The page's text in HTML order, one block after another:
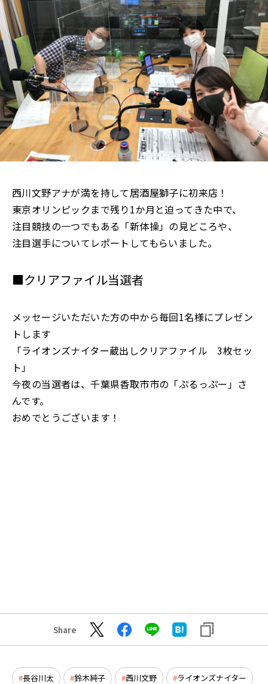
西川文野アナが満を持して居酒屋獅子に初来店！
東京オリンピックまで残り1か月と迫ってきた中で、
注目競技の一つでもある「新体操」の見どころや、
注目選手についてレポートしてもらいました。
■クリアファイル当選者
メッセージいただいた方の中から毎回1名様にプレゼン
トします
「ライオンズナイター蔵出しクリアファイル 3枚セッ
ト」
今夜の当選者は、千葉県香取市市の「ぷるっぷー」さ
んです。
おめでとうございます！
Share
長谷川太 鈴木純子 西川文野 ライオンズナイター